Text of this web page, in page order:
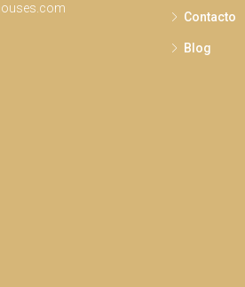
Contacto
Blog